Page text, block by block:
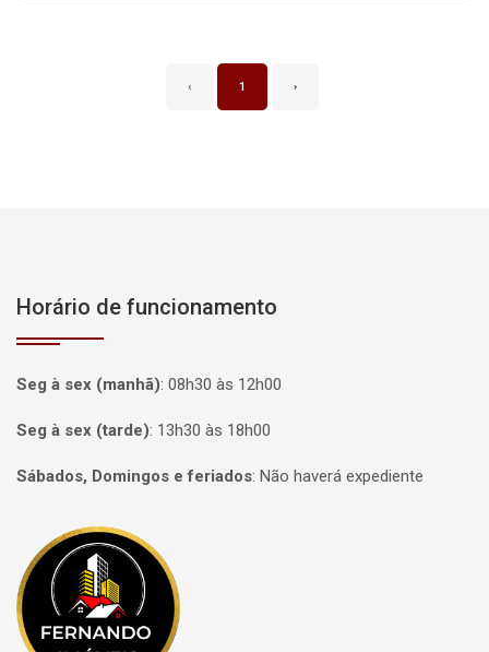
‹ 1 ›
Horário de funcionamento
Seg à sex (manhã): 08h30 às 12h00
Seg à sex (tarde): 13h30 às 18h00
Sábados, Domingos e feriados: Não haverá expediente
Página inicial